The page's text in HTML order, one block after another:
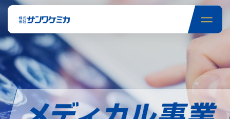
株式会社サンワケミカ